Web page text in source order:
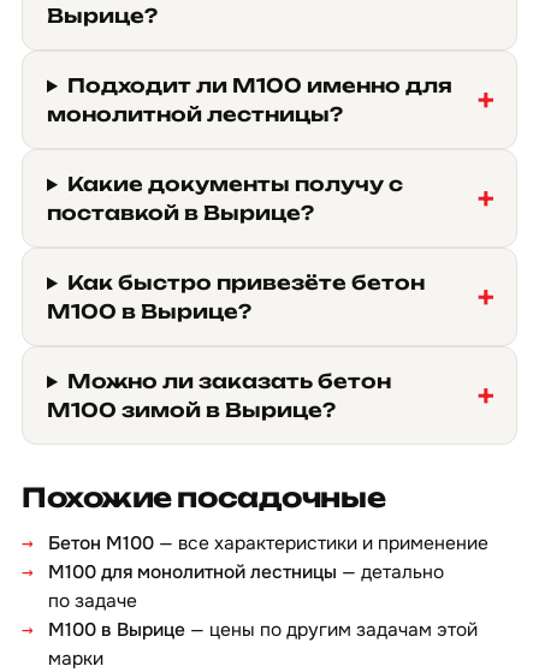
Вырице?
Подходит ли М100 именно для
монолитной лестницы?
Какие документы получу с
поставкой в Вырице?
Как быстро привезёте бетон
М100 в Вырице?
Можно ли заказать бетон
М100 зимой в Вырице?
Похожие посадочные
Бетон М100 — все характеристики и применение
М100 для монолитной лестницы — детально
по задаче
М100 в Вырице — цены по другим задачам этой
марки